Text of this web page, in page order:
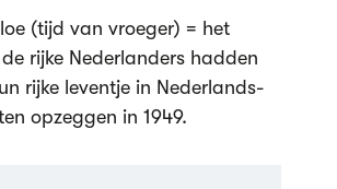
(tijd van vroeger) = het
rijke Nederlanders hadden
rijke leventje in Nederlands-
opzeggen in 1949.